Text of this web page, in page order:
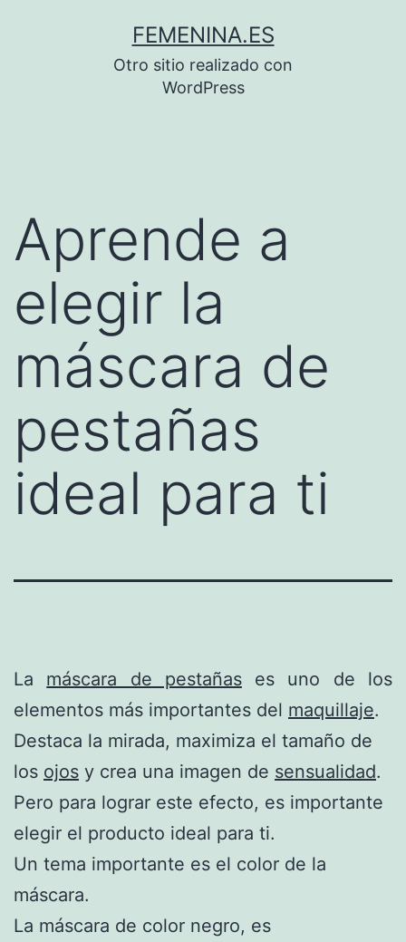
FEMENINA.ES
Otro sitio realizado con
WordPress
Aprende a
elegir la
máscara de
pestañas
ideal para ti
La máscara de pestañases uno de los
elementos más importantes del maquillaje.
Destaca la mirada, maximiza el tamaño de
los ojos y crea una imagen de sensualidad.
Pero para lograr este efecto, es importante
elegir el producto ideal para ti.
Un tema importante es el color de la
máscara.
La máscara de color negro, es